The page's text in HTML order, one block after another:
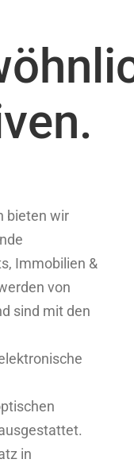
bieten wir
Immobilien &
von
sind mit den
in